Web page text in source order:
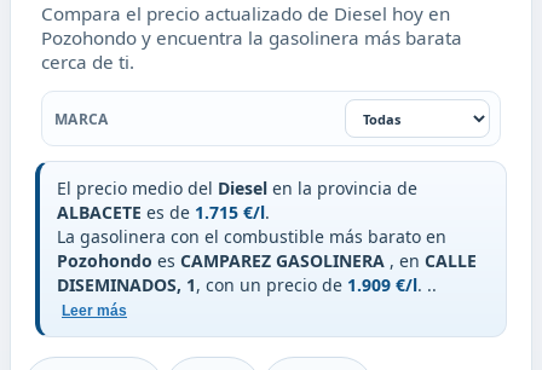
Compara el precio actualizado de Diesel hoy en
Pozohondo y encuentra la gasolinera más barata
cerca de ti.
Filtrar por marca
MARCA
El precio medio del Diesel en la provincia de
ALBACETE es de 1.715 €/l.
La gasolinera con el combustible más barato en
Pozohondo es CAMPAREZ GASOLINERA , en CALLE
DISEMINADOS, 1, con un precio de 1.909 €/l. ..
Leer más